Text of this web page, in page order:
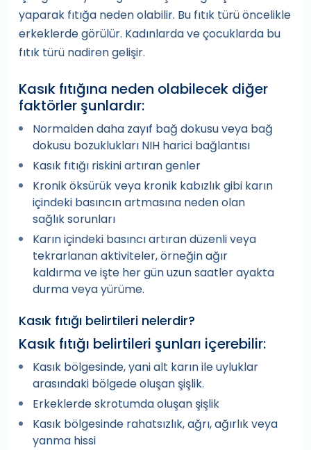
yaparak fıtığa neden olabilir. Bu fıtık türü öncelikle
erkeklerde görülür. Kadınlarda ve çocuklarda bu
fıtık türü nadiren gelişir.
Kasık fıtığına neden olabilecek diğer
faktörler şunlardır:
Normalden daha zayıf bağ dokusu veya bağ
dokusu bozuklukları NIH harici bağlantısı
Kasık fıtığı riskini artıran genler
Kronik öksürük veya kronik kabızlık gibi karın
içindeki basıncın artmasına neden olan
sağlık sorunları
Karın içindeki basıncı artıran düzenli veya
tekrarlanan aktiviteler, örneğin ağır
kaldırma ve işte her gün uzun saatler ayakta
durma veya yürüme.
Kasık fıtığı belirtileri nelerdir?
Kasık fıtığı belirtileri şunları içerebilir:
Kasık bölgesinde, yani alt karın ile uyluklar
arasındaki bölgede oluşan şişlik.
Erkeklerde skrotumda oluşan şişlik
Kasık bölgesinde rahatsızlık, ağrı, ağırlık veya
yanma hissi